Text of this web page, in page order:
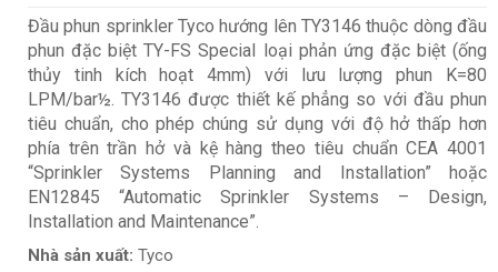
Đầu phun sprinkler Tyco hướng lên TY3146 thuộc dòng đầu
phun đặc biệt TY-FS Special loại phản ứng đặc biệt (ống
thủy tinh kích hoạt 4mm) với lưu lượng phun K=80
LPM/bar½. TY3146 được thiết kế phẳng so với đầu phun
tiêu chuẩn, cho phép chúng sử dụng với độ hở thấp hơn
phía trên trần hở và kệ hàng theo tiêu chuẩn CEA 4001
“Sprinkler Systems Planning and Installation” hoặc
EN12845 “Automatic Sprinkler Systems – Design,
Installation and Maintenance”.
Nhà sản xuất: Tyco